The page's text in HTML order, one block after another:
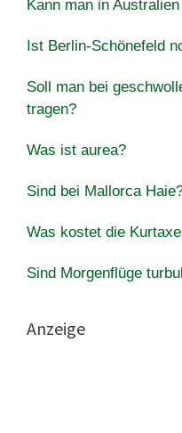
Kann man in
Ist Berlin-Schönefeld
Soll man bei
tragen?
Was ist aurea?
Sind bei Mallorca
Was kostet die
Sind Morgenflüge
Anzeige